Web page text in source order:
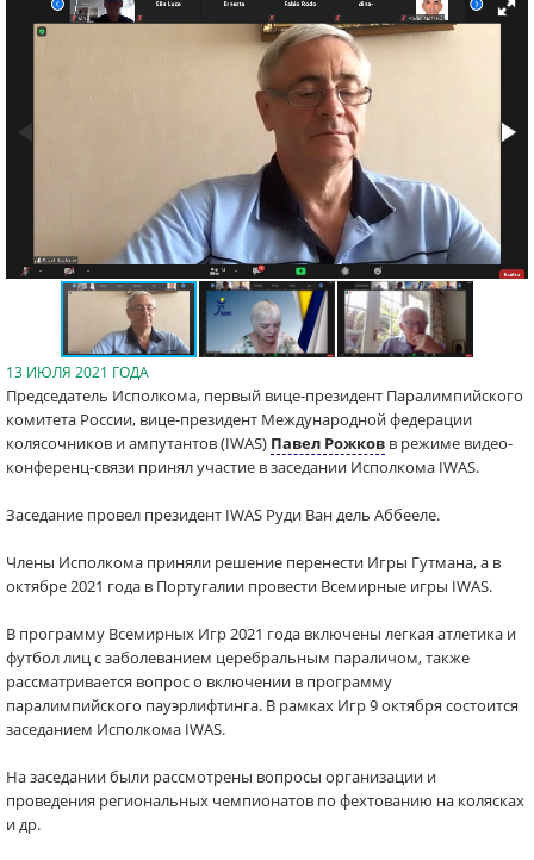
13 ИЮЛЯ 2021 ГОДА
Председатель Исполкома, первый вице-президент Паралимпийского
комитета России, вице-президент Международной федерации
колясочников и ампутантов (IWAS) Павел Рожков в режиме видео-
конференц-связи принял участие в заседании Исполкома IWAS.
Заседание провел президент IWAS Руди Ван дель Аббееле.
Члены Исполкома приняли решение перенести Игры Гутмана, а в
октябре 2021 года в Португалии провести Всемирные игры IWAS.
В программу Всемирных Игр 2021 года включены легкая атлетика и
футбол лиц с заболеванием церебральным параличом, также
рассматривается вопрос о включении в программу
паралимпийского пауэрлифтинга. В рамках Игр 9 октября состоится
заседанием Исполкома IWAS.
На заседании были рассмотрены вопросы организации и
проведения региональных чемпионатов по фехтованию на колясках
и др.